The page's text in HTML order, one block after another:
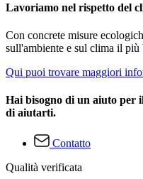
Lavoriamo nel rispetto del
Con concrete misure
sull'ambiente e sul clima il più
Qui puoi trovare maggiori
Hai bisogno di un aiuto per
di aiutarti.
Contatto
Qualità verificata